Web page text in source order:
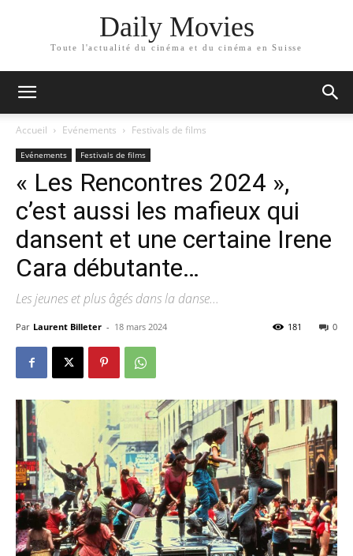
Daily Movies
Toute l'actualité du cinéma et du cinéma en Suisse
Accueil Evénements Festivals de films
Evénements Festivals de films
« Les Rencontres 2024 »,
c’est aussi les mafieux qui
dansent et une certaine Irene
Cara débutante…
Les jeunes et plus âgés dans la danse...
Par Laurent Billeter - 18 mars 2024 0
181